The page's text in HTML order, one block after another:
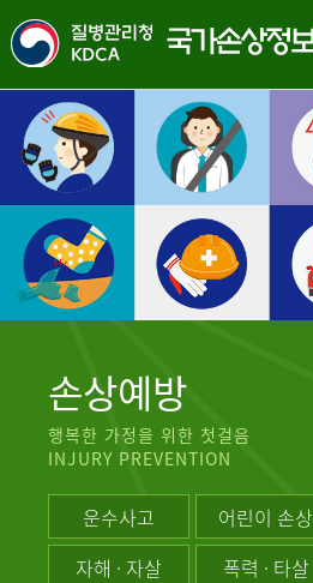
손상예방
행복한 가정을 위한 첫걸음
INJURY PREVENTION
운수사고 어린이 손상
자해 · 자살
폭력 · 타살